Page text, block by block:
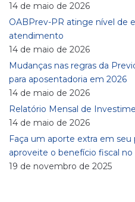
14 de maio de 2026
OABPrev-PR atinge nível de
atendimento
14 de maio de 2026
Mudanças nas regras da
para aposentadoria em 2026
14 de maio de 2026
Relatório Mensal de
14 de maio de 2026
Faça um aporte extra em seu
aproveite o benefício fiscal no
19 de novembro de 2025